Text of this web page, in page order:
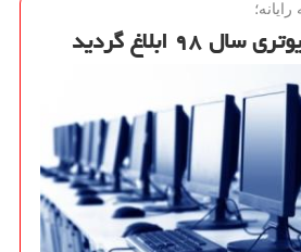
ابلاغ گردید